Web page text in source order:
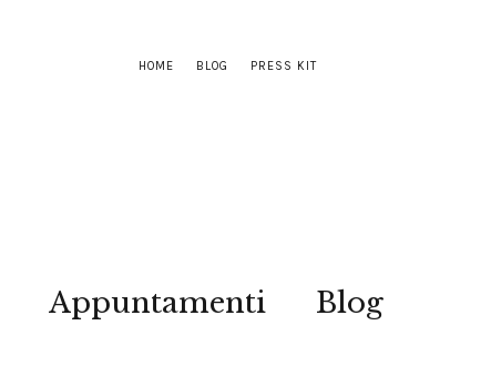
HOME BLOG PRESS KIT
Appuntamenti Blog